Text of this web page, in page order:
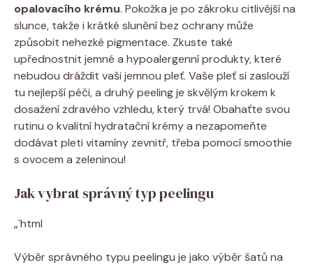
opalovacího krému. Pokožka je po zákroku‍ citlivější⁢ na
slunce, takže ‍i krátké ​slunění bez ochrany může
způsobit nehezké pigmentace. Zkuste také
upřednostnit jemné a hypoalergenní produkty, které
nebudou ​dráždit vaši jemnou⁢ pleť. Vaše ‌pleť si zaslouží
⁣tu nejlepší péči, a druhý peeling je skvělým krokem k
dosažení⁣ zdravého vzhledu,⁤ který trvá! Obahaťte svou
rutinu o kvalitní⁤ hydratační ​krémy a nezapomeňte
dodávat pleti vitamíny zevnitř, třeba ​pomocí​ smoothie
s ovocem‌ a zeleninou!
Jak vybrat správný ⁢typ peelingu
„`html
Výběr správného typu peelingu je jako výběr šatů na